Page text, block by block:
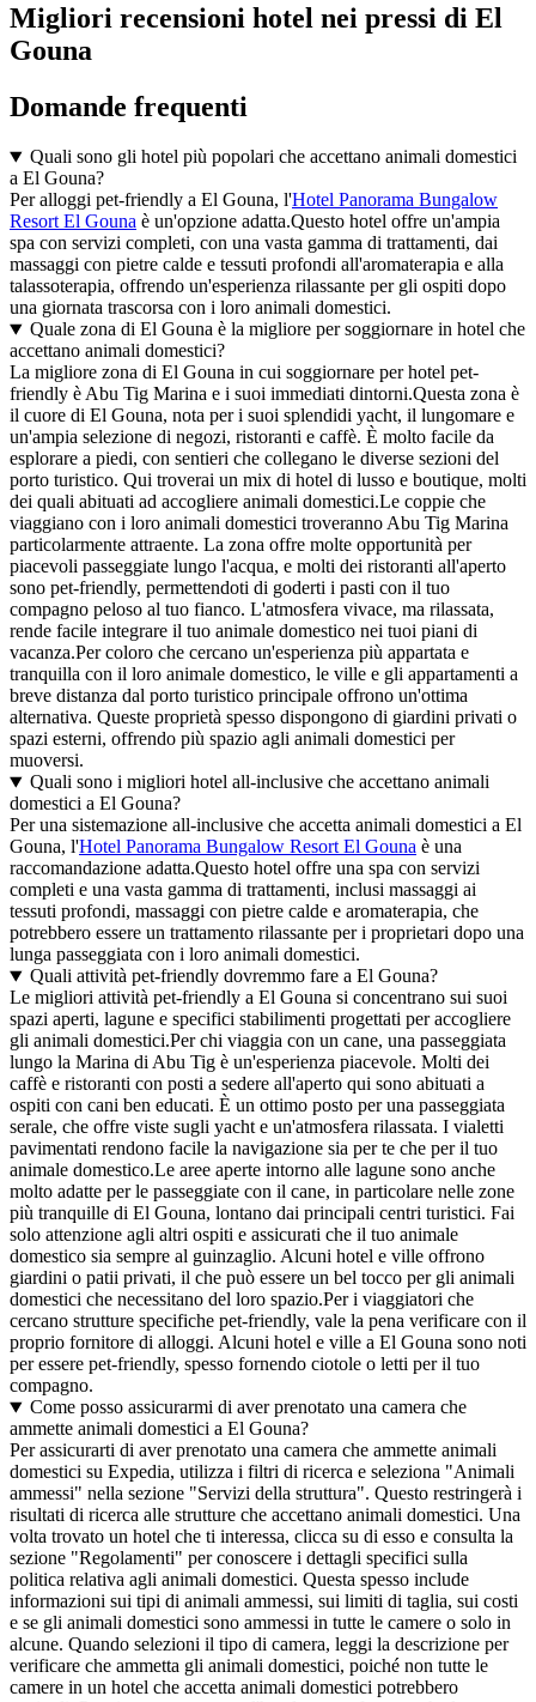
Migliori recensioni hotel nei pressi di El
Gouna
Domande frequenti
Quali sono gli hotel più popolari che accettano animali domestici
a El Gouna?
Per alloggi pet-friendly a El Gouna, l'Hotel Panorama Bungalow
Resort El Gouna è un'opzione adatta.Questo hotel offre un'ampia
spa con servizi completi, con una vasta gamma di trattamenti, dai
massaggi con pietre calde e tessuti profondi all'aromaterapia e alla
talassoterapia, offrendo un'esperienza rilassante per gli ospiti dopo
una giornata trascorsa con i loro animali domestici.
Quale zona di El Gouna è la migliore per soggiornare in hotel che
accettano animali domestici?
La migliore zona di El Gouna in cui soggiornare per hotel pet-
friendly è Abu Tig Marina e i suoi immediati dintorni.Questa zona è
il cuore di El Gouna, nota per i suoi splendidi yacht, il lungomare e
un'ampia selezione di negozi, ristoranti e caffè. È molto facile da
esplorare a piedi, con sentieri che collegano le diverse sezioni del
porto turistico. Qui troverai un mix di hotel di lusso e boutique, molti
dei quali abituati ad accogliere animali domestici.Le coppie che
viaggiano con i loro animali domestici troveranno Abu Tig Marina
particolarmente attraente. La zona offre molte opportunità per
piacevoli passeggiate lungo l'acqua, e molti dei ristoranti all'aperto
sono pet-friendly, permettendoti di goderti i pasti con il tuo
compagno peloso al tuo fianco. L'atmosfera vivace, ma rilassata,
rende facile integrare il tuo animale domestico nei tuoi piani di
vacanza.Per coloro che cercano un'esperienza più appartata e
tranquilla con il loro animale domestico, le ville e gli appartamenti a
breve distanza dal porto turistico principale offrono un'ottima
alternativa. Queste proprietà spesso dispongono di giardini privati o
spazi esterni, offrendo più spazio agli animali domestici per
muoversi.
Quali sono i migliori hotel all-inclusive che accettano animali
domestici a El Gouna?
Per una sistemazione all-inclusive che accetta animali domestici a El
Gouna, l'Hotel Panorama Bungalow Resort El Gouna è una
raccomandazione adatta.Questo hotel offre una spa con servizi
completi e una vasta gamma di trattamenti, inclusi massaggi ai
tessuti profondi, massaggi con pietre calde e aromaterapia, che
potrebbero essere un trattamento rilassante per i proprietari dopo una
lunga passeggiata con i loro animali domestici.
Quali attività pet-friendly dovremmo fare a El Gouna?
Le migliori attività pet-friendly a El Gouna si concentrano sui suoi
spazi aperti, lagune e specifici stabilimenti progettati per accogliere
gli animali domestici.Per chi viaggia con un cane, una passeggiata
lungo la Marina di Abu Tig è un'esperienza piacevole. Molti dei
caffè e ristoranti con posti a sedere all'aperto qui sono abituati a
ospiti con cani ben educati. È un ottimo posto per una passeggiata
serale, che offre viste sugli yacht e un'atmosfera rilassata. I vialetti
pavimentati rendono facile la navigazione sia per te che per il tuo
animale domestico.Le aree aperte intorno alle lagune sono anche
molto adatte per le passeggiate con il cane, in particolare nelle zone
più tranquille di El Gouna, lontano dai principali centri turistici. Fai
solo attenzione agli altri ospiti e assicurati che il tuo animale
domestico sia sempre al guinzaglio. Alcuni hotel e ville offrono
giardini o patii privati, il che può essere un bel tocco per gli animali
domestici che necessitano del loro spazio.Per i viaggiatori che
cercano strutture specifiche pet-friendly, vale la pena verificare con il
proprio fornitore di alloggi. Alcuni hotel e ville a El Gouna sono noti
per essere pet-friendly, spesso fornendo ciotole o letti per il tuo
compagno.
Come posso assicurarmi di aver prenotato una camera che
ammette animali domestici a El Gouna?
Per assicurarti di aver prenotato una camera che ammette animali
domestici su Expedia, utilizza i filtri di ricerca e seleziona "Animali
ammessi" nella sezione "Servizi della struttura". Questo restringerà i
risultati di ricerca alle strutture che accettano animali domestici. Una
volta trovato un hotel che ti interessa, clicca su di esso e consulta la
sezione "Regolamenti" per conoscere i dettagli specifici sulla
politica relativa agli animali domestici. Questa spesso include
informazioni sui tipi di animali ammessi, sui limiti di taglia, sui costi
e se gli animali domestici sono ammessi in tutte le camere o solo in
alcune. Quando selezioni il tipo di camera, leggi la descrizione per
verificare che ammetta gli animali domestici, poiché non tutte le
camere in un hotel che accetta animali domestici potrebbero